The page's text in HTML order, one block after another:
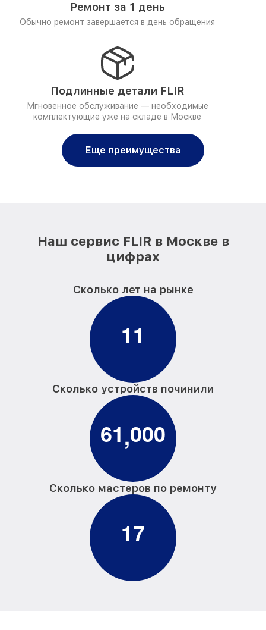
Ремонт за 1 день
Обычно ремонт завершается в день обращения
Подлинные детали FLIR
Мгновенное обслуживание — необходимые
комплектующие уже на складе в Москве
Еще преимущества
Наш сервис FLIR в Москве в
цифрах
Сколько лет на рынке
11
Сколько устройств починили
61,000
Сколько мастеров по ремонту
17